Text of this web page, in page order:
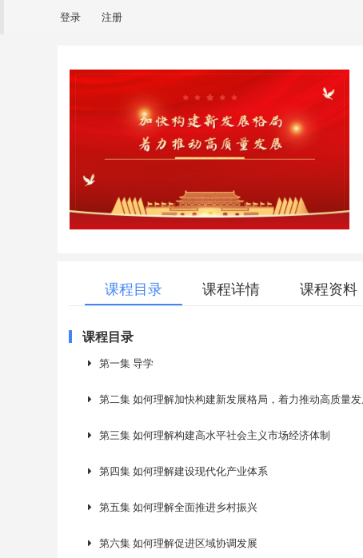
登录 注册
课程目录 课程详情 课程资料
课程目录
第一集 导学
第二集 如何理解加快构建新发展格局，着力推动高质量发
第三集 如何理解构建高水平社会主义市场经济体制
第四集 如何理解建设现代化产业体系
第五集 如何理解全面推进乡村振兴
第六集 如何理解促进区域协调发展